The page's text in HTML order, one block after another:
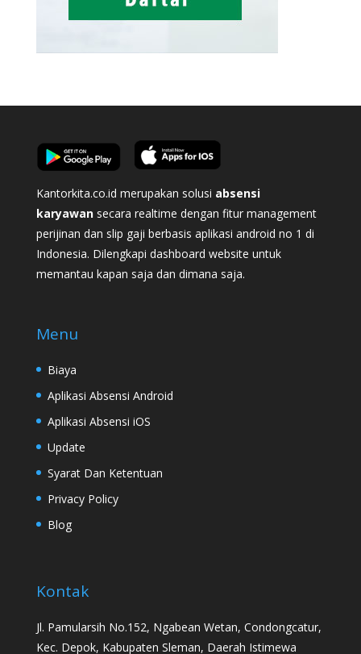
Kantorkita.co.id merupakan solusi absensi
karyawan secara realtime dengan fitur management
perijinan dan slip gaji berbasis aplikasi android no 1 di
Indonesia. Dilengkapi dashboard website untuk
memantau kapan saja dan dimana saja.
Menu
Biaya
Aplikasi Absensi Android
Aplikasi Absensi iOS
Update
Syarat Dan Ketentuan
Privacy Policy
Blog
Kontak
Jl. Pamularsih No.152, Ngabean Wetan, Condongcatur,
Kec. Depok, Kabupaten Sleman, Daerah Istimewa